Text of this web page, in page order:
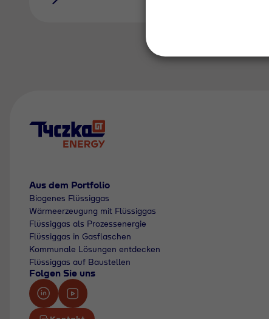
Aus dem Portfolio
Biogenes Flüssiggas
Wärmeerzeugung mit Flüssiggas
Flüssiggas als Prozessenergie
Flüssiggas in Gasflaschen
Kommunale Lösungen entdecken
Flüssiggas auf Baustellen
Folgen Sie uns